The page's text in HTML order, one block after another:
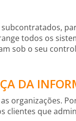
todos os
sob o seu
DA
organizações.
clientes que